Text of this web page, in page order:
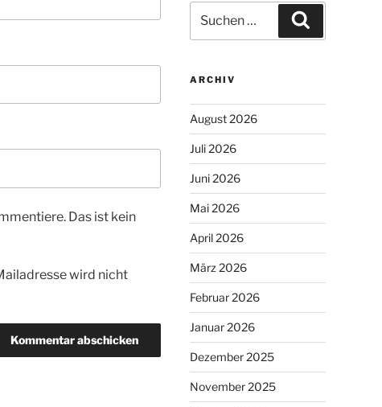
Das ist kein
wird nicht
nach:
ARCHIV
August 2026
Juli 2026
Juni 2026
Mai 2026
April 2026
März 2026
Februar 2026
Januar 2026
Dezember 2025
November 2025